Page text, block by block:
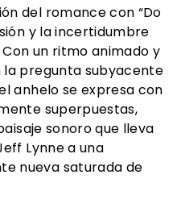
del romance con “Do
y la incertidumbre
un ritmo animado y
pregunta subyacente
anhelo se expresa con
superpuestas,
sonoro que lleva
Lynne a una
nueva saturada de